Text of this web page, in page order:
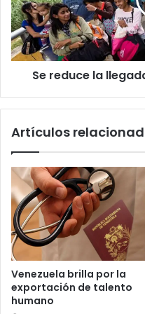
venezolanos
a
Perú
Se reduce la
Artículos
Venezuela brilla por la
exportación de talento
humano